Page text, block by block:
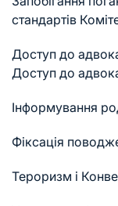
стандартів
Доступ до
Доступ до
Інформування
Фіксація
Тероризм і